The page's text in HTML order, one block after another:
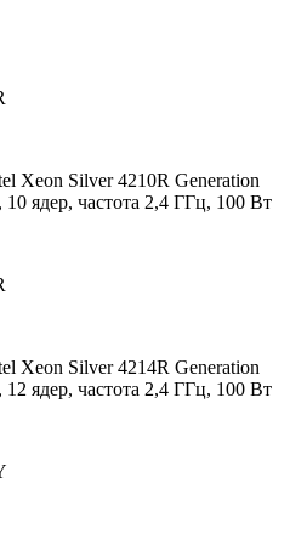
Xeon Silver 4210R Generation
ядер, частота 2,4 ГГц, 100 Вт
Xeon Silver 4214R Generation
ядер, частота 2,4 ГГц, 100 Вт